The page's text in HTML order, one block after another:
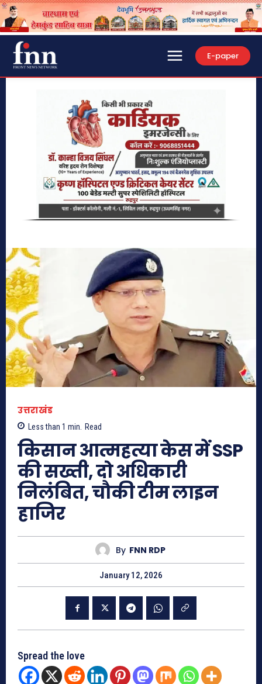
E-paper
उत्तराखंड
Less than 1 min. Read
किसान आत्महत्या केस में SSP
की सख्ती, दो अधिकारी
निलंबित, चौकी टीम लाइन
हाजिर
By FNN RDP
January 12, 2026
Spread the love